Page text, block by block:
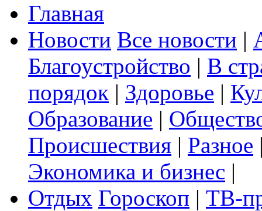
Главная
Новости Все новости |
Благоустройство | В
порядок | Здоровье |
Образование |
Происшествия | Разное
Экономика и бизнес |
Отдых Гороскоп | ТВ-